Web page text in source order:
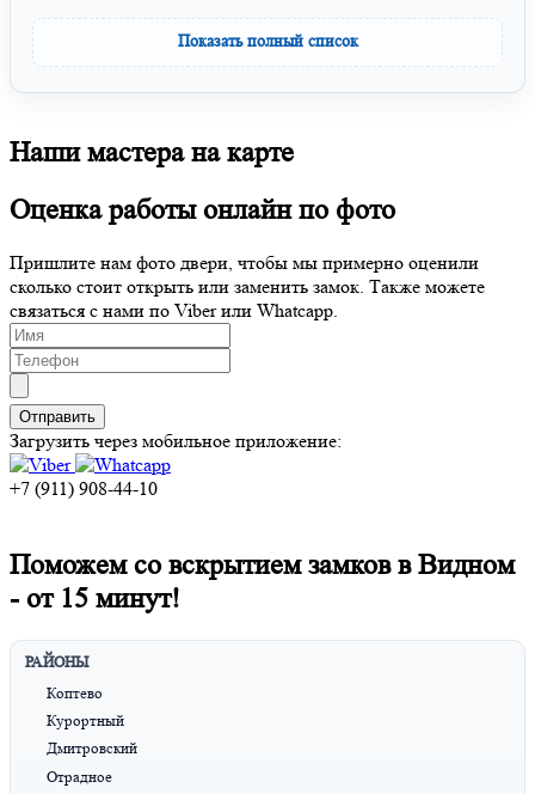
Показать полный список
Наши мастера на карте
Оценка работы онлайн по фото
Пришлите нам фото двери, чтобы мы примерно оценили
сколько стоит открыть или заменить замок. Также можете
связаться с нами по Viber или Whatcapp.
Загрузить через мобильное приложение:
+7 (911) 908-44-10
Поможем со вскрытием замков в Видном
- от 15 минут!
РАЙОНЫ
Коптево
Курортный
Дмитровский
Отрадное